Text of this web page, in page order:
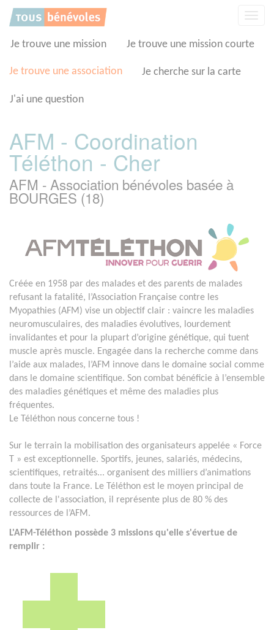
Je trouve une mission Je trouve une mission courte
Je trouve une association Je cherche sur la carte
J'ai une question
AFM - Coordination
Téléthon - Cher
AFM - Association bénévoles basée à
BOURGES (18)
Créée en 1958 par des malades et des parents de malades
refusant la fatalité, l’Association Française contre les
Myopathies (AFM) vise un objectif clair : vaincre les maladies
neuromusculaires, des maladies évolutives, lourdement
invalidantes et pour la plupart d’origine génétique, qui tuent
muscle après muscle. Engagée dans la recherche comme dans
l’aide aux malades, l’AFM innove dans le domaine social comme
dans le domaine scientifique. Son combat bénéficie à l’ensemble
des maladies génétiques et même des maladies plus
fréquentes.
Le Téléthon nous concerne tous !
Sur le terrain la mobilisation des organisateurs appelée « Force
T » est exceptionnelle. Sportifs, jeunes, salariés, médecins,
scientifiques, retraités... organisent des milliers d’animations
dans toute la France. Le Téléthon est le moyen principal de
collecte de l'association, il représente plus de 80 % des
ressources de l’AFM.
L'AFM-Téléthon possède 3 missions qu'elle s'évertue de
remplir :
Panneau de gestion des cookies